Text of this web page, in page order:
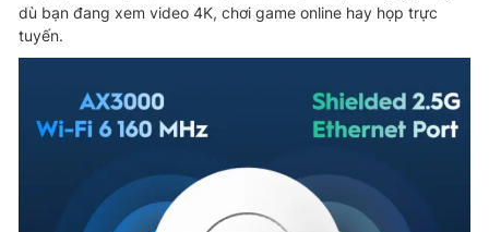
dù bạn đang xem video 4K, chơi game online hay họp trực
tuyến.